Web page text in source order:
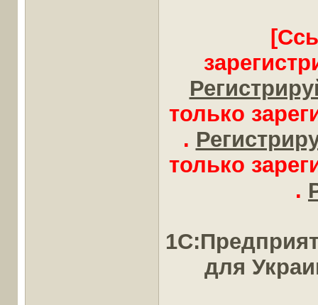
только
.
только
.
для